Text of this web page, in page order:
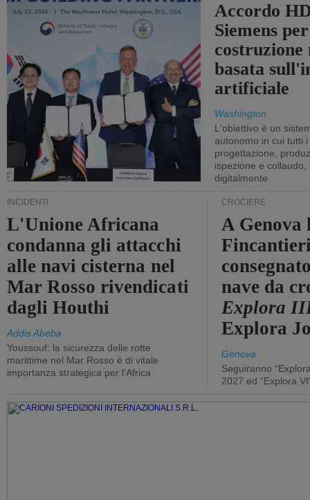
Accordo
Siemens
costruzione
basata
artificiale
Washington
L'obiettivo è un
autonomo in cui tutti
progettazione,
ispezione e collaudo,
digitalmente
INCIDENTI
L'Unione Africana
condanna gli attacchi
alle navi cisterna nel
Mar Rosso rivendicati
dagli Houthi
Addis Abeba
Youssouf: la sicurezza delle rotte
marittime nel Mar Rosso è di vitale
importanza strategica per l'Africa
CROCIERE
A Genova
nave da
Explora
Explora
Genova
Seguiranno
2027 ed “Explora